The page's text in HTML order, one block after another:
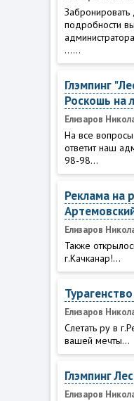
Забронировать
подробности
......
Глэмпинг
Роскошь на
Елизаров
На все
ответит наш
98-98...
Реклама на
Елизаров
Также
г.Качканар!...
Елизаров
Слетать ру в
вашей мечты...
Глэмпинг
Елизаров